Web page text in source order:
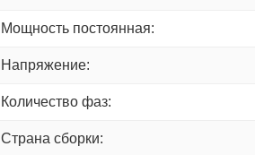
Мощность постоянная:
Напряжение:
Количество фаз:
Страна сборки: